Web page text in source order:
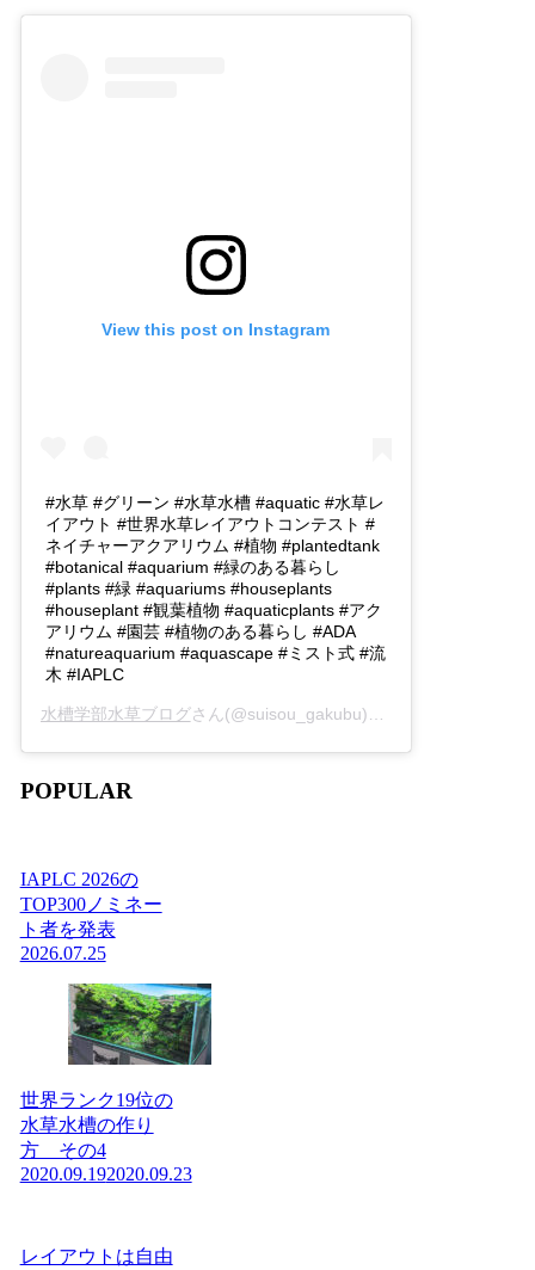
View this post on Instagram
#水草 #グリーン #水草水槽 #aquatic #水草レ
イアウト #世界水草レイアウトコンテスト #
ネイチャーアクアリウム #植物 #plantedtank
#botanical #aquarium #緑のある暮らし
#plants #緑 #aquariums #houseplants
#houseplant #観葉植物 #aquaticplants #アク
アリウム #園芸 #植物のある暮らし #ADA
#natureaquarium #aquascape #ミスト式 #流
木 #IAPLC
水槽学部水草ブログさん(@suisou_gakubu)がシェアした投稿 -
POPULAR
IAPLC 2026の
TOP300ノミネー
ト者を発表
2026.07.25
世界ランク19位の
水草水槽の作り
方 その4
2020.09.192020.09.23
レイアウトは自由